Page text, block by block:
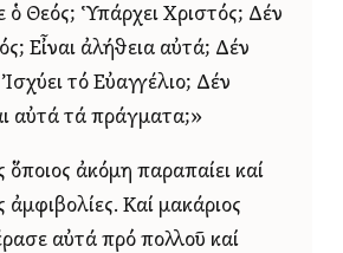
ὁ Θεός; Ὑπάρχει Χριστός; Δέν
Εἶναι ἀλήθεια αὐτά; Δέν
τό Εὐαγγέλιο; Δέν
αὐτά τά πράγματα;»
ὅποιος ἀκόμη παραπαίει καί
ἀμφιβολίες. Καί μακάριος
αὐτά πρό πολλοῦ καί